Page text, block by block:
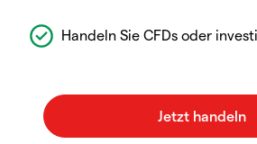
Handeln Sie CFDs oder